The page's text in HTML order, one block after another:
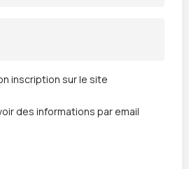
inscription sur le site
des informations par email